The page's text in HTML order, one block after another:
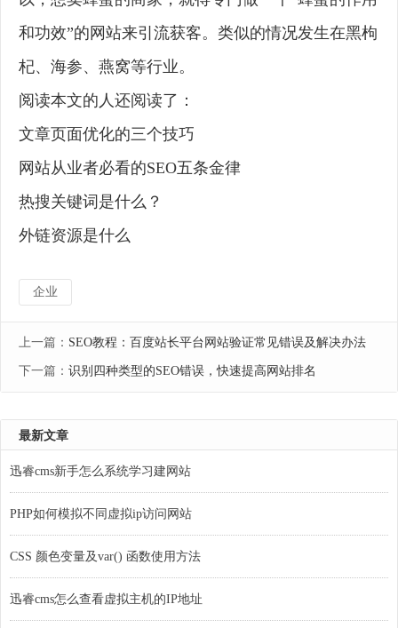
和功效”的网站来引流获客。类似的情况发生在黑枸
杞、海参、燕窝等行业。
阅读本文的人还阅读了：
文章页面优化的三个技巧
网站从业者必看的SEO五条金律
热搜关键词是什么？
外链资源是什么
企业
上一篇： SEO教程：百度站长平台网站验证常见错误及解决办法
下一篇： 识别四种类型的SEO错误，快速提高网站排名
最新文章
迅睿cms新手怎么系统学习建网站
PHP如何模拟不同虚拟ip访问网站
CSS 颜色变量及var() 函数使用方法
迅睿cms怎么查看虚拟主机的IP地址